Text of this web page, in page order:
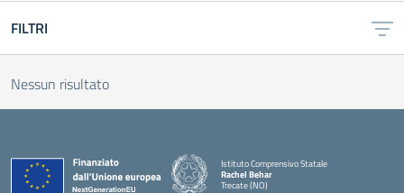
FILTRI
Nessun risultato
Istituto Comprensivo Statale
Rachel Behar
Trecate (NO)